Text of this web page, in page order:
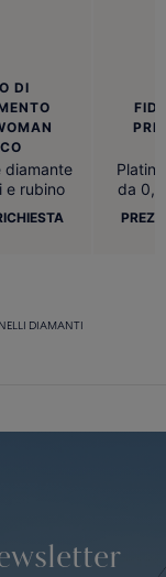
DI
diamante
e rubino
da
DIAMANTI